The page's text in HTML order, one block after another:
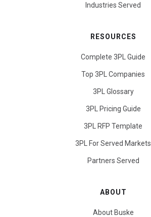
Industries Served
RESOURCES
Complete 3PL Guide
Top 3PL Companies
3PL Glossary
3PL Pricing Guide
3PL RFP Template
3PL For Served Markets
Partners Served
ABOUT
About Buske